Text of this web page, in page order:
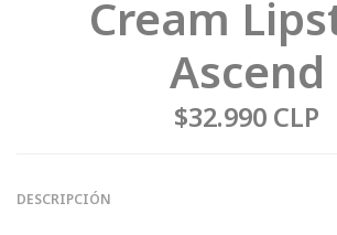
Cream
Ascend
$32.990 CLP
DESCRIPCIÓN